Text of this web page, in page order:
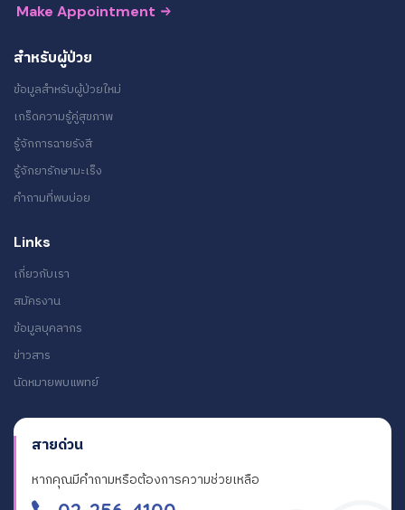
Make Appointment
สำหรับผู้ป่วย
ข้อมูลสำหรับผู้ป่วยใหม่
เกร็ดความรู้คู่สุขภาพ
รู้จักการฉายรังสี
รู้จักยารักษามะเร็ง
คำถามที่พบบ่อย
Links
เกี่ยวกับเรา
สมัครงาน
ข้อมูลบุคลากร
ข่าวสาร
นัดหมายพบแพทย์
สายด่วน
หากคุณมีคำถามหรือต้องการความช่วยเหลือ